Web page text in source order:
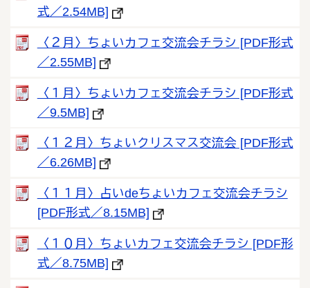
式／2.54MB]
〈２月〉ちょいカフェ交流会チラシ [PDF形式
／2.55MB]
〈１月〉ちょいカフェ交流会チラシ [PDF形式
／9.5MB]
〈１２月〉ちょいクリスマス交流会 [PDF形式
／6.26MB]
〈１１月〉占いdeちょいカフェ交流会チラシ
[PDF形式／8.15MB]
〈１０月〉ちょいカフェ交流会チラシ [PDF形
式／8.75MB]